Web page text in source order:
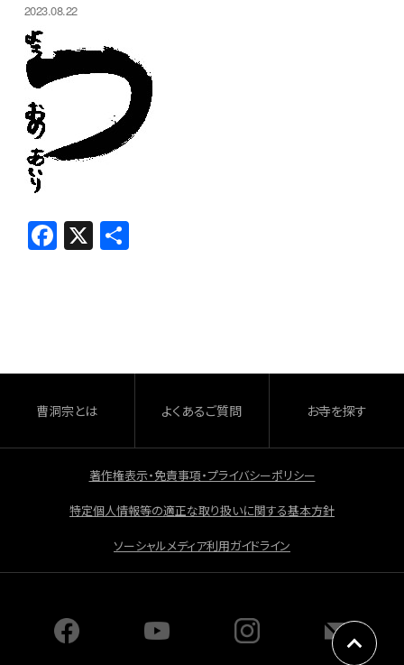
2023.08.22
F
a
o
o
k
X 共
曹洞宗とは よくあるご質問 お寺を探す
著作権表示・免責事項・プライバシーポリシー
特定個人情報等の適正な取り扱いに関する基本方針
ソーシャルメディア利用ガイドライン